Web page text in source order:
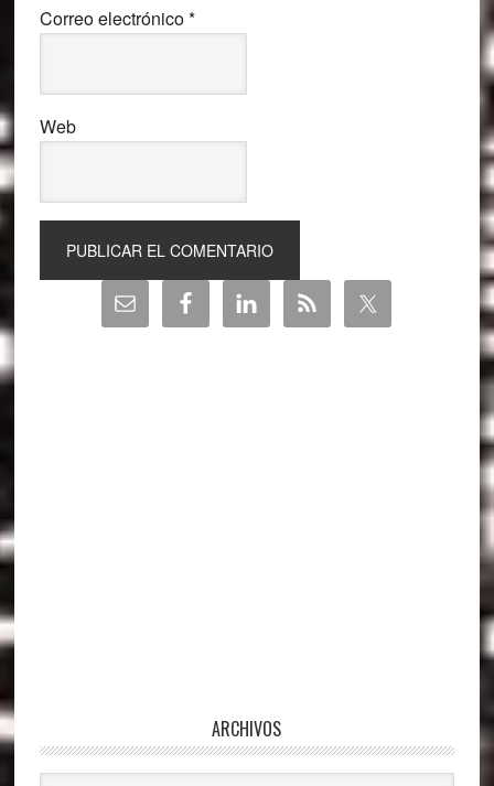
Correo electrónico*
Web
Barra
lateral
ARCHIVOS